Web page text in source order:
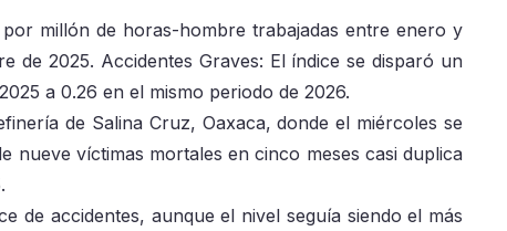
millón de horas-hombre trabajadas entre enero y
de 2025. Accidentes Graves: El índice se disparó un
a 0.26 en el mismo periodo de 2026.
de Salina Cruz, Oaxaca, donde el miércoles se
víctimas mortales en cinco meses casi duplica
de accidentes, aunque el nivel seguía siendo el más